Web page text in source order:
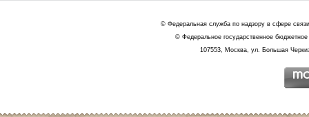
© Федеральная служба по надзору в сфере
© Федеральное государственное
107553, Москва, ул. Большая